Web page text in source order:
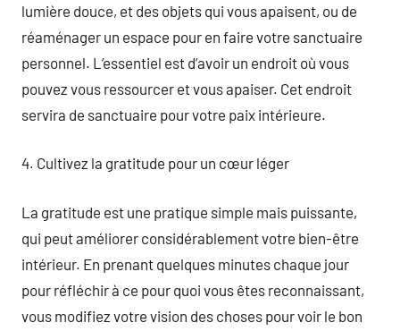
lumière douce, et des objets qui vous apaisent, ou de
réaménager un espace pour en faire votre sanctuaire
personnel. L’essentiel est d’avoir un endroit où vous
pouvez vous ressourcer et vous apaiser. Cet endroit
servira de sanctuaire pour votre paix intérieure.
4. Cultivez la gratitude pour un cœur léger
La gratitude est une pratique simple mais puissante,
qui peut améliorer considérablement votre bien-être
intérieur. En prenant quelques minutes chaque jour
pour réfléchir à ce pour quoi vous êtes reconnaissant,
vous modifiez votre vision des choses pour voir le bon